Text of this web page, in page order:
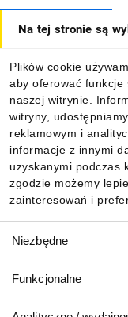
Na tej stronie są
Plików cookie
aby oferować funkcje
naszej witrynie.
witryny,
reklamowym i
informacje z innymi
uzyskanymi podczas
zgodzie możemy
zainteresowań i
zgody
Niezbędne
Funkcjonalne
Informacje